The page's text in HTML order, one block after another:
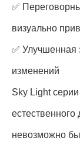
✅
визуально
✅ Улучшенная
изменений
Sky Light
невозможно